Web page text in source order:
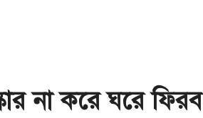
না করে ঘরে ফিরব